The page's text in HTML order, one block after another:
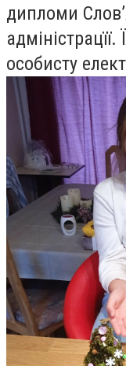
дипломи
адмiнiстрацїї.
особисту